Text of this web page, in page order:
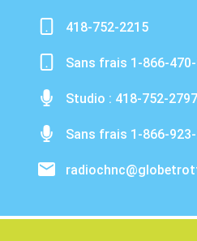
418-752-2215
Sans frais 1-866-
Studio : 418-752-2797
Sans frais 1-866-